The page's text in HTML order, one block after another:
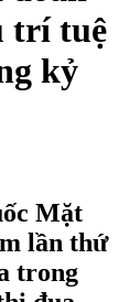
trí tuệ
kỷ
Mặt
lần thứ
trong